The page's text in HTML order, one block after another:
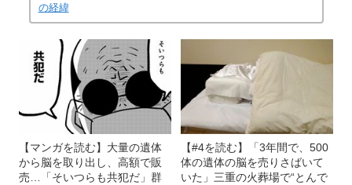
の経緯
【マンガを読む】大量の遺体
から脳を取り出し、高額で販
売…「そいつらも共犯だ」群
【#4を読む】「3年間で、500
体の遺体の脳を売りさばいて
いた」三重の火葬場で“とんで